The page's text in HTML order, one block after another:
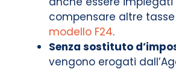
compensare altre
modello F24.
Senza sostituto
vengono erogati